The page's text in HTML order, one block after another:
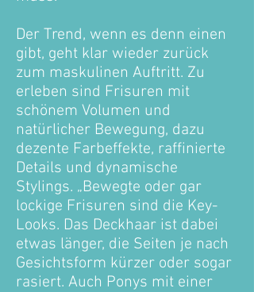
Der Trend, wenn es denn einen
gibt, geht klar wieder zurück
zum maskulinen Auftritt. Zu
erleben sind Frisuren mit
schönem Volumen und
natürlicher Bewegung, dazu
dezente Farbeffekte, raffinierte
Details und dynamische
Stylings. „Bewegte oder gar
lockige Frisuren sind die Key-
Looks. Das Deckhaar ist dabei
etwas länger, die Seiten je nach
Gesichtsform kürzer oder sogar
rasiert. Auch Ponys mit einer